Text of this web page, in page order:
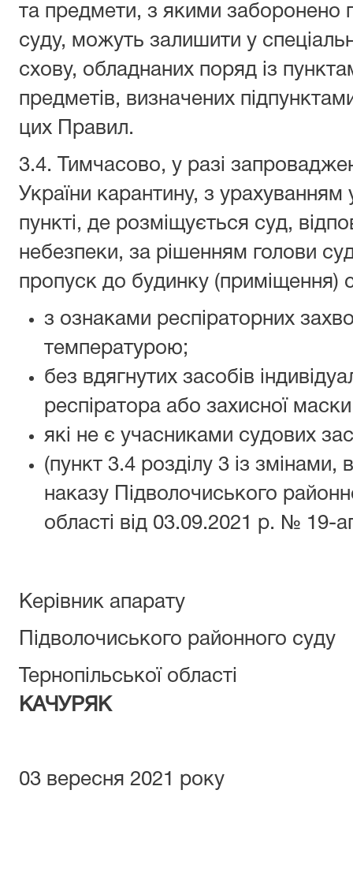
та предмети, з якими заборонено
суду, можуть залишити у
схову, обладнаних поряд із
предметів, визначених
цих Правил.
3.4. Тимчасово, у разі
України карантину, з
пункті, де розміщується суд,
небезпеки, за рішенням голови
пропуск до будинку (приміщення)
з ознаками респіраторних
температурою;
без вдягнутих засобів
респіратора або захисної
які не є учасниками судових
(пункт 3.4 розділу 3 із змінами,
наказу Підволочиського
області від 03.09.2021 р. № 19-
Керівник апарату
Підволочиського районного суду
Тернопільської області
КАЧУРЯК
03 вересня 2021 року